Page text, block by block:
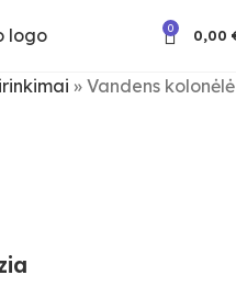
0 0,00
» Vandens kolonėlė